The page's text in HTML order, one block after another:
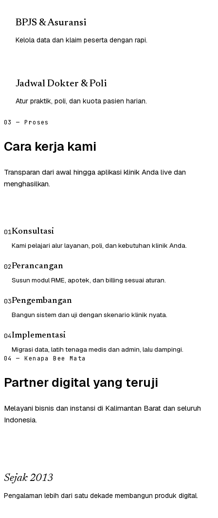
BPJS & Asuransi
Kelola data dan klaim peserta dengan rapi.
Jadwal Dokter & Poli
Atur praktik, poli, dan kuota pasien harian.
03 — Proses
Cara kerja kami
Transparan dari awal hingga aplikasi klinik Anda live dan
menghasilkan.
01Konsultasi
Kami pelajari alur layanan, poli, dan kebutuhan klinik Anda.
02Perancangan
Susun modul RME, apotek, dan billing sesuai aturan.
03Pengembangan
Bangun sistem dan uji dengan skenario klinik nyata.
04Implementasi
Migrasi data, latih tenaga medis dan admin, lalu dampingi.
04 — Kenapa Bee Mata
Partner digital yang teruji
Melayani bisnis dan instansi di Kalimantan Barat dan seluruh
Indonesia.
Sejak 2013
Pengalaman lebih dari satu dekade membangun produk digital.